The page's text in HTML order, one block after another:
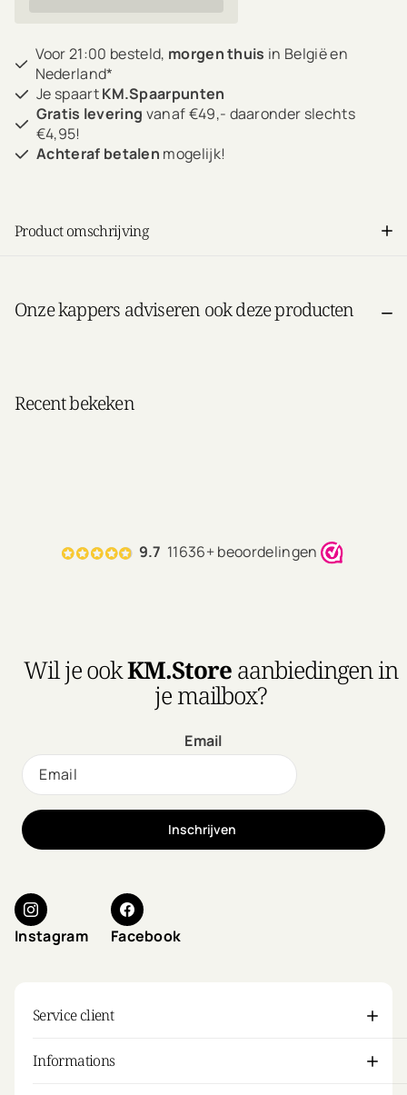
Voor 21:00 besteld, morgen thuis in België en
Nederland*
Je spaartKM.Spaarpunten
Gratis levering vanaf €49,- daaronder slechts
€4,95!
Achteraf betalen mogelijk!
Product omschrijving
Onze kappers adviseren ook deze producten
Recent bekeken
9.7 11636+ beoordelingen
Wil je ookKM.Storeaanbiedingen in
je mailbox?
Email
Inschrijven
Instagram Facebook
Service client
Informations